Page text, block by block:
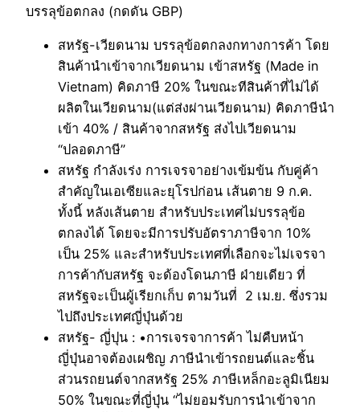
บรรลุข้อตกลง (กดดัน GBP)
สหรัฐ-เวียดนาม บรรลุข้อตกลงกทางการค้า โดย
สินค้านำเข้าจากเวียดนาม เข้าสหรัฐ (Made in
Vietnam) คิดภาษี 20% ในขณะทีสินค้าที่ไม่ได้
ผลิตในเวียดนาม(แต่ส่งผ่านเวียดนาม) คิดภาษีนำ
เข้า 40% / สินค้าจากสหรัฐ ส่งไปเวียดนาม
“ปลอดภาษี”
สหรัฐ กำลังเร่ง การเจรจาอย่างเข้มข้น กับคู่ค้า
สำคัญในเอเซียและยุโรปก่อน เส้นตาย 9 ก.ค.
ทั้งนี้ หลังเส้นตาย สำหรับประเทศไม่บรรลุข้อ
ตกลงได้ โดยจะมีการปรับอัตราภาษีจาก 10%
เป็น 25% และสำหรับประเทศที่เลือกจะไม่เจรจา
การค้ากับสหรัฐ จะด้องโดนภาษี ฝ่ายเดียว ที่
สหรัฐจะเป็นผู้เรียกเก็บ ตามวันที่ 2 เม.ย. ซึ่งรวม
ไปถึงประเทศญี่ปุ่นด้วย
สหรัฐ- ญี่ปุน : •การเจรจาการค้า ไม่คืบหน้า
ญี่ปุ่นอาจต้องเผชิญ ภาษีนำเข้ารถยนต์และชิ้น
ส่วนรถยนต์จากสหรัฐ 25% ภาษีเหล็กอะลูมิเนียม
50% ในขณะที่ญี่ปุ่น “ไม่ยอมรับการนำเข้าจาก